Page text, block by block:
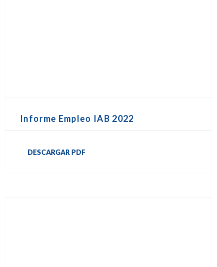
Informe Empleo IAB 2022
DESCARGAR PDF